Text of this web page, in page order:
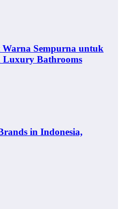
Sempurna untuk
Luxury Bathrooms
in Indonesia,